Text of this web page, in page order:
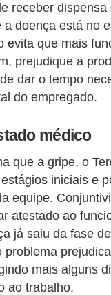
receber
a doença está no
evita que mais
prejudique a
dar o tempo
do empregado.
médico
que a gripe, o
iniciais e
equipe.
atestado ao
já saiu da fase
problema
mais alguns
ao trabalho.